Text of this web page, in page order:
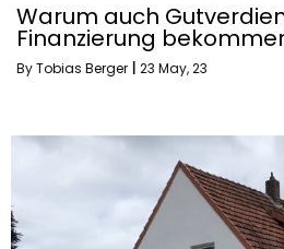
Warum auch
Finanzierung
ByTobias Berger 23 May, 23